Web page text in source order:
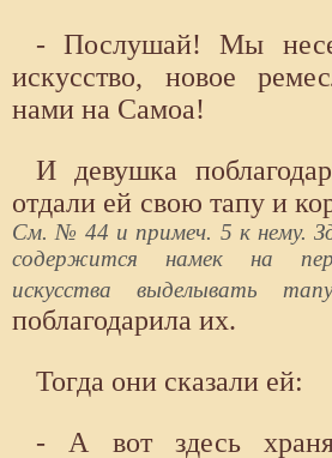
- Послушай! Мы
искусство, новое
нами на Самоа!
И девушка
отдали ей свою тапу и
См. № 44 и примеч. 5 к нему.
содержится намек на
искусства выделывать
поблагодарила их.
Тогда они сказали ей:
- А вот здесь